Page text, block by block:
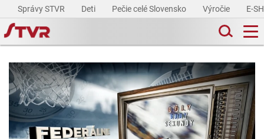
Správy STVR Deti Pečie celé Slovensko Výročie E-